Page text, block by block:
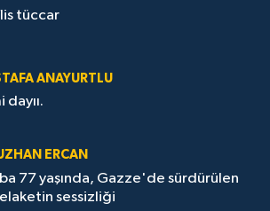
tüccar
ANAYURTLU
dayıı.
ERCAN
77 yaşında, Gazze'de sürdürülen
sessizliği